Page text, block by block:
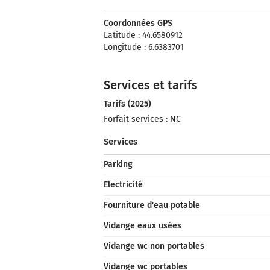
Coordonnées GPS
Latitude : 44.6580912
Longitude : 6.6383701
Services et tarifs
Tarifs (2025)
Forfait services : NC
Services
Parking
Electricité
Fourniture d'eau potable
Vidange eaux usées
Vidange wc non portables
Vidange wc portables